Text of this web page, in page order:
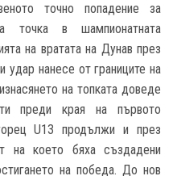
точно попадение за
точка в шампионатната
на вратата на Дунав през
удар нанесе от границите на
на топката доведе
преди края на първото
U13 продължи и през
на което бяха създадени
на победа. До нов